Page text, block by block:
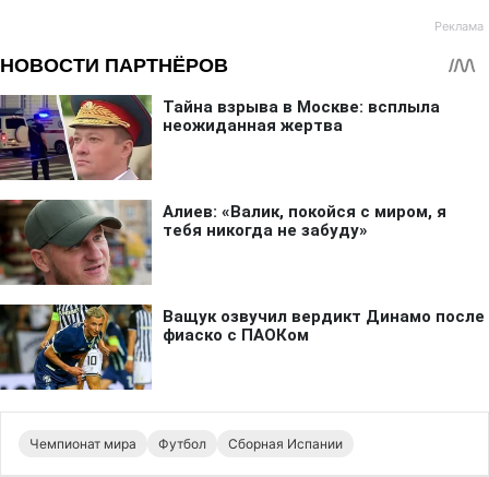
Чемпионат мира Футбол Сборная Испании